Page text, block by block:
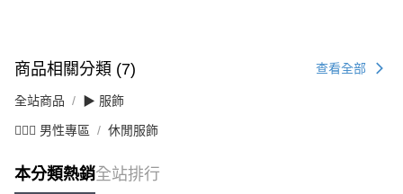
商品相關分類 (7) 查看全部
全站商品 ▶ 服飾
💁🏻‍♂️ 男性專區 休閒服飾
本分類熱銷全站排行